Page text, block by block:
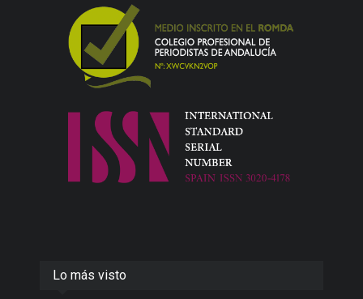
Lo más visto